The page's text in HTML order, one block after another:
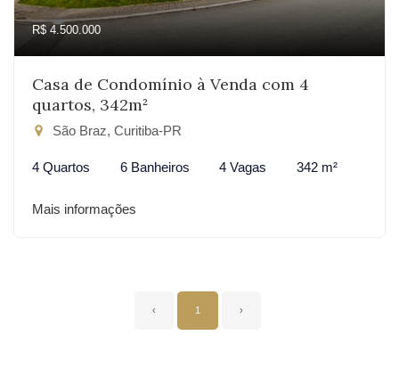
R$ 4.500.000
Casa de Condomínio à Venda com 4
quartos, 342m²
São Braz, Curitiba-PR
4 Quartos 6 Banheiros 4 Vagas 342 m²
Mais informações
‹ 1 ›